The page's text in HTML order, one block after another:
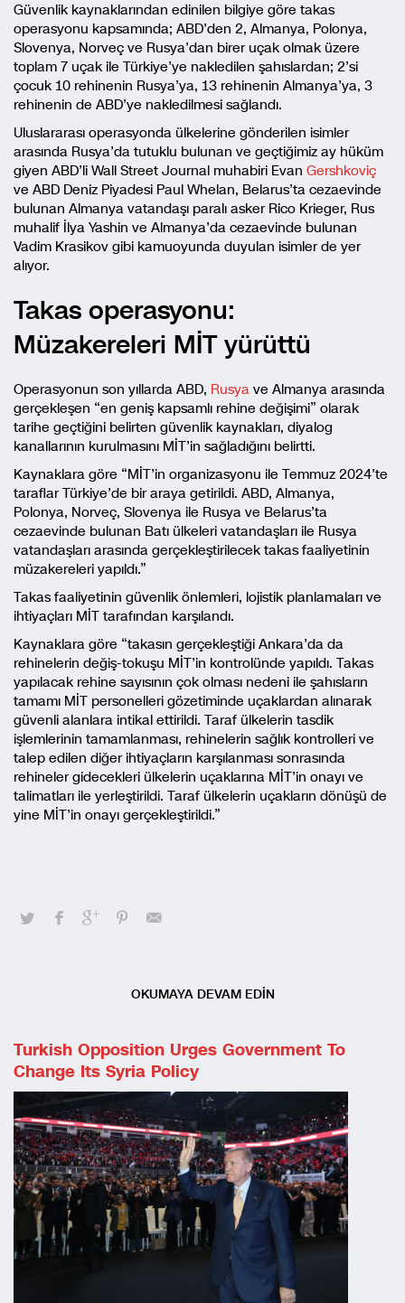
Güvenlik kaynaklarından edinilen bilgiye göre takas
operasyonu kapsamında; ABD’den 2, Almanya, Polonya,
Slovenya, Norveç ve Rusya’dan birer uçak olmak üzere
toplam 7 uçak ile Türkiye’ye nakledilen şahıslardan; 2’si
çocuk 10 rehinenin Rusya’ya, 13 rehinenin Almanya’ya, 3
rehinenin de ABD’ye nakledilmesi sağlandı.
Uluslararası operasyonda ülkelerine gönderilen isimler
arasında Rusya’da tutuklu bulunan ve geçtiğimiz ay hüküm
giyen ABD’li Wall Street Journal muhabiri Evan Gershkoviç
ve ABD Deniz Piyadesi Paul Whelan, Belarus’ta cezaevinde
bulunan Almanya vatandaşı paralı asker Rico Krieger, Rus
muhalif İlya Yashin ve Almanya’da cezaevinde bulunan
Vadim Krasikov gibi kamuoyunda duyulan isimler de yer
alıyor.
Takas operasyonu:
Müzakereleri MİT yürüttü
Operasyonun son yıllarda ABD, Rusya ve Almanya arasında
gerçekleşen “en geniş kapsamlı rehine değişimi” olarak
tarihe geçtiğini belirten güvenlik kaynakları, diyalog
kanallarının kurulmasını MİT’in sağladığını belirtti.
Kaynaklara göre “MİT’in organizasyonu ile Temmuz 2024’te
taraflar Türkiye’de bir araya getirildi. ABD, Almanya,
Polonya, Norveç, Slovenya ile Rusya ve Belarus’ta
cezaevinde bulunan Batı ülkeleri vatandaşları ile Rusya
vatandaşları arasında gerçekleştirilecek takas faaliyetinin
müzakereleri yapıldı.”
Takas faaliyetinin güvenlik önlemleri, lojistik planlamaları ve
ihtiyaçları MİT tarafından karşılandı.
Kaynaklara göre “takasın gerçekleştiği Ankara’da da
rehinelerin değiş-tokuşu MİT’in kontrolünde yapıldı. Takas
yapılacak rehine sayısının çok olması nedeni ile şahısların
tamamı MİT personelleri gözetiminde uçaklardan alınarak
güvenli alanlara intikal ettirildi. Taraf ülkelerin tasdik
işlemlerinin tamamlanması, rehinelerin sağlık kontrolleri ve
talep edilen diğer ihtiyaçların karşılanması sonrasında
rehineler gidecekleri ülkelerin uçaklarına MİT’in onayı ve
talimatları ile yerleştirildi. Taraf ülkelerin uçakların dönüşü de
yine MİT’in onayı gerçekleştirildi.”
OKUMAYA DEVAM EDİN
Turkish Opposition Urges Government To
Change Its Syria Policy